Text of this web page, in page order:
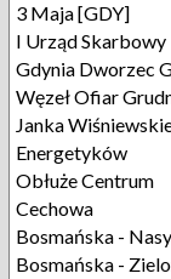
3 Maja [GDY]
I Urząd Skarbowy
Gdynia Dworzec
Węzeł Ofiar
Janka
Energetyków
Obłuże Centrum
Cechowa
Bosmańska -
Bosmańska -